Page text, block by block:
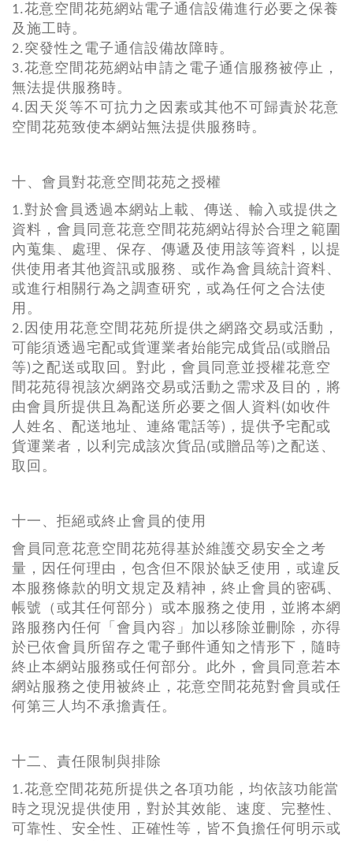
1.花意空間花苑網站電子通信設備進行必要之保養
及施工時。
2.突發性之電子通信設備故障時。
3.花意空間花苑網站申請之電子通信服務被停止，
無法提供服務時。
4.因天災等不可抗力之因素或其他不可歸責於花意
空間花苑致使本網站無法提供服務時。
十、會員對花意空間花苑之授權
1.對於會員透過本網站上載、傳送、輸入或提供之
資料，會員同意花意空間花苑網站得於合理之範圍
內蒐集、處理、保存、傳遞及使用該等資料，以提
供使用者其他資訊或服務、或作為會員統計資料、
或進行相關行為之調查研究，或為任何之合法使
用。
2.因使用花意空間花苑所提供之網路交易或活動，
可能須透過宅配或貨運業者始能完成貨品(或贈品
等)之配送或取回。對此，會員同意並授權花意空
間花苑得視該次網路交易或活動之需求及目的，將
由會員所提供且為配送所必要之個人資料(如收件
人姓名、配送地址、連絡電話等)，提供予宅配或
貨運業者，以利完成該次貨品(或贈品等)之配送、
取回。
十一、拒絕或終止會員的使用
會員同意花意空間花苑得基於維護交易安全之考
量，因任何理由，包含但不限於缺乏使用，或違反
本服務條款的明文規定及精神，終止會員的密碼、
帳號（或其任何部分）或本服務之使用，並將本網
路服務內任何「會員內容」加以移除並刪除，亦得
於已依會員所留存之電子郵件通知之情形下，隨時
終止本網站服務或任何部分。此外，會員同意若本
網站服務之使用被終止，花意空間花苑對會員或任
何第三人均不承擔責任。
十二、責任限制與排除
1.花意空間花苑所提供之各項功能，均依該功能當
時之現況提供使用，對於其效能、速度、完整性、
可靠性、安全性、正確性等，皆不負擔任何明示或